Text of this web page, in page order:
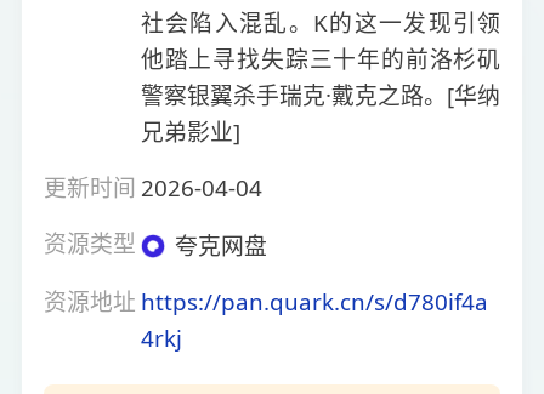
社会陷入混乱。K的这一发现引领
他踏上寻找失踪三十年的前洛杉矶
警察银翼杀手瑞克·戴克之路。[华纳
兄弟影业]
更新时间 2026-04-04
资源类型
夸克网盘
资源地址 https://pan.quark.cn/s/d780if4a
4rkj